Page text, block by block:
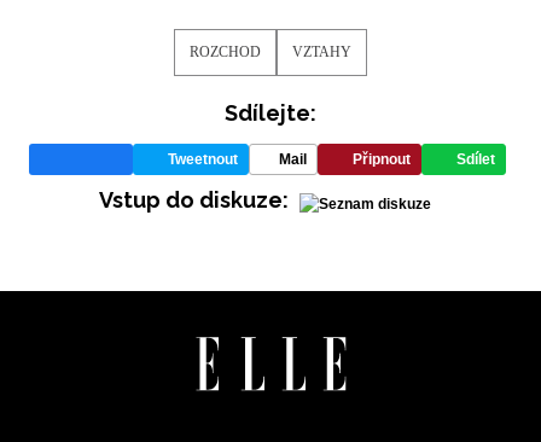
ROZCHOD VZTAHY
Sdílejte:
Tweetnout Mail Připnout Sdílet
Vstup do diskuze: